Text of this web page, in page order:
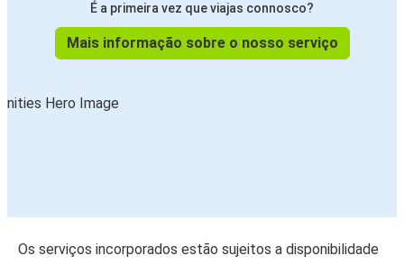
É a primeira vez que viajas connosco?
Mais informação sobre o nosso serviço
Os serviços incorporados estão sujeitos a disponibilidade